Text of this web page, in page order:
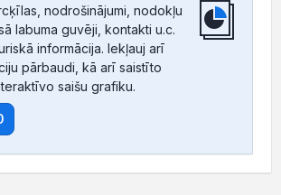
nodrošinājumi, nodokļu
labuma guvēji, kontakti u.c.
informācija. Iekļauj arī
pārbaudi, kā arī saistīto
saišu grafiku.